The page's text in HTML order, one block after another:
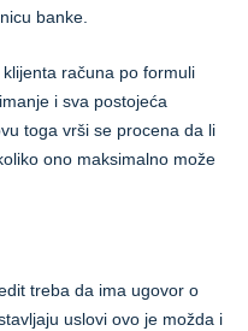
banke.
računa po formuli
i sva postojeća
toga vrši se procena da li
ono maksimalno može
treba da ima ugovor o
uslovi ovo je možda i